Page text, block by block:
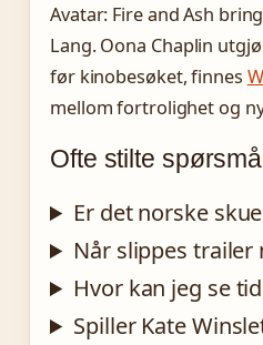
Avatar: Fire and Ash
Lang. Oona Chaplin
før kinobesøket, finnes
mellom fortrolighet og
Ofte stilte
Er det norske
Når slippes trailer
Hvor kan jeg se
Spiller Kate